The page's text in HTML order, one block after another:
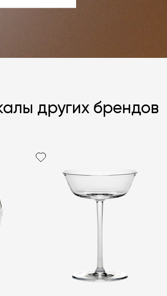
Я согласен с
ЗАДАТЬ ВОПРОС
других брендов